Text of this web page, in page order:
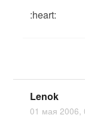
:heart:
Lenok
01 мая 2006,